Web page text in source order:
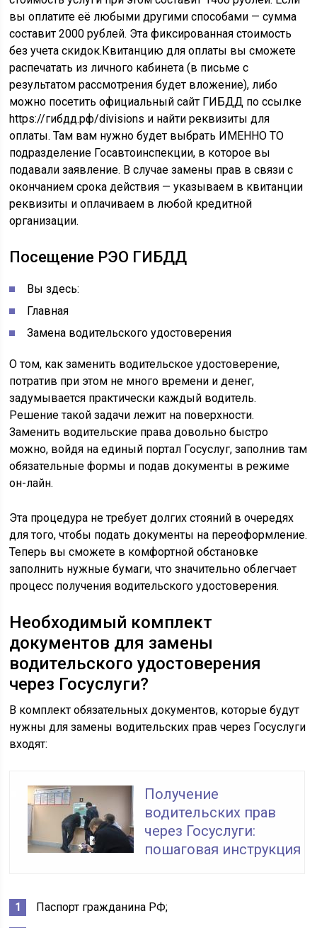
вы оплатите её любыми другими способами — сумма
составит 2000 рублей. Эта фиксированная стоимость
без учета скидок.Квитанцию для оплаты вы сможете
распечатать из личного кабинета (в письме с
результатом рассмотрения будет вложение), либо
можно посетить официальный сайт ГИБДД по ссылке
https://гибдд.рф/divisions и найти реквизиты для
оплаты. Там вам нужно будет выбрать ИМЕННО ТО
подразделение Госавтоинспекции, в которое вы
подавали заявление. В случае замены прав в связи с
окончанием срока действия — указываем в квитанции
реквизиты и оплачиваем в любой кредитной
организации.
Посещение РЭО ГИБДД
Вы здесь:
Главная
Замена водительского удостоверения
О том, как заменить водительское удостоверение,
потратив при этом не много времени и денег,
задумывается практически каждый водитель.
Решение такой задачи лежит на поверхности.
Заменить водительские права довольно быстро
можно, войдя на единый портал Госуслуг, заполнив там
обязательные формы и подав документы в режиме
он-лайн.
Эта процедура не требует долгих стояний в очередях
для того, чтобы подать документы на переоформление.
Теперь вы сможете в комфортной обстановке
заполнить нужные бумаги, что значительно облегчает
процесс получения водительского удостоверения.
Необходимый комплект
документов для замены
водительского удостоверения
через Госуслуги?
В комплект обязательных документов, которые будут
нужны для замены водительских прав через Госуслуги
входят:
Получение
водительских прав
через Госуслуги:
пошаговая инструкция
Паспорт гражданина РФ;